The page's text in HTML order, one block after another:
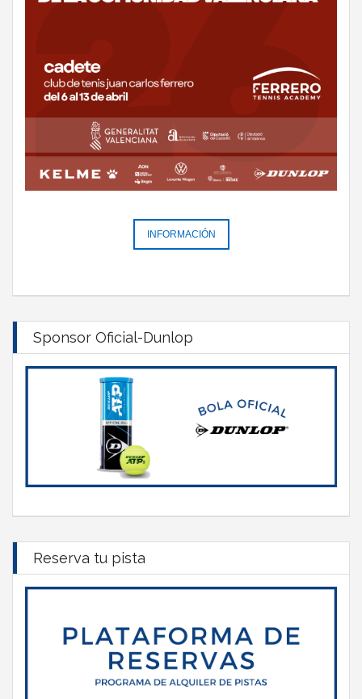
INFORMACIÓN
Sponsor Oficial-Dunlop
Reserva tu pista